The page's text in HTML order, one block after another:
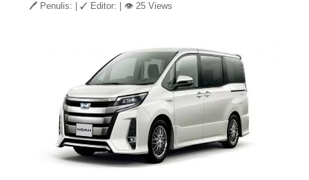
🖊 Penulis: ✓ Editor: 👁 25 Views